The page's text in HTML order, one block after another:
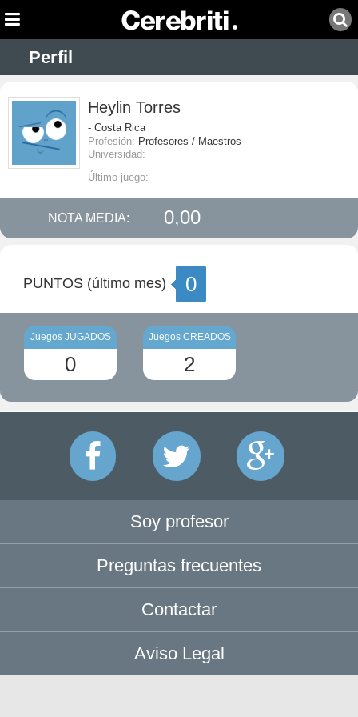
Perfil
Heylin Torres
- Costa Rica
Profesión: Profesores / Maestros
Universidad:
Último juego:
NOTA MEDIA: 0,00
PUNTOS (último mes) 0
Juegos JUGADOS
0
Juegos CREADOS
2
Soy profesor
Preguntas frecuentes
Contactar
Aviso Legal